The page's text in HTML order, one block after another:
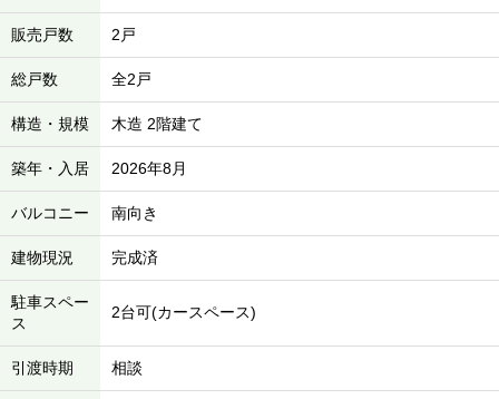
販売戸数 2戸
総戸数 全2戸
構造・規模 木造 2階建て
築年・入居 2026年8月
バルコニー 南向き
建物現況 完成済
駐車スペー
ス
2台可(カースペース)
引渡時期 相談